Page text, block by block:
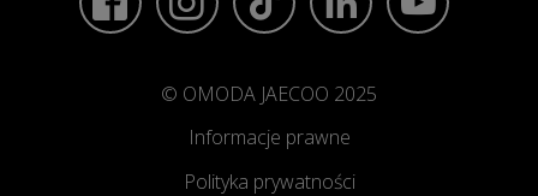
© OMODA JAECOO 2025
Informacje prawne
Polityka prywatności